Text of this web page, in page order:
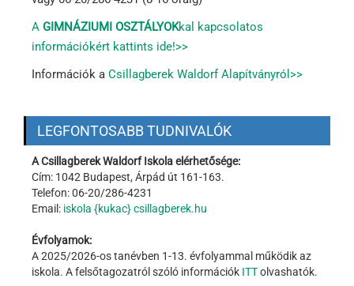
A GIMNÁZIUMI OSZTÁLYOKkal kapcsolatos
információkért kattints ide!>>
Információk a Csillagberek Waldorf Alapítványról>>
LEGFONTOSABB TUDNIVALÓK
A Csillagberek Waldorf Iskola elérhetősége:
Cím: 1042 Budapest, Árpád út 161-163.
Telefon: 06-20/286-4231
Email: iskola {kukac} csillagberek.hu
Évfolyamok:
A 2025/2026-os tanévben 1-13. évfolyammal működik az
iskola. A felsőtagozatról szóló információk ITTolvashatók.